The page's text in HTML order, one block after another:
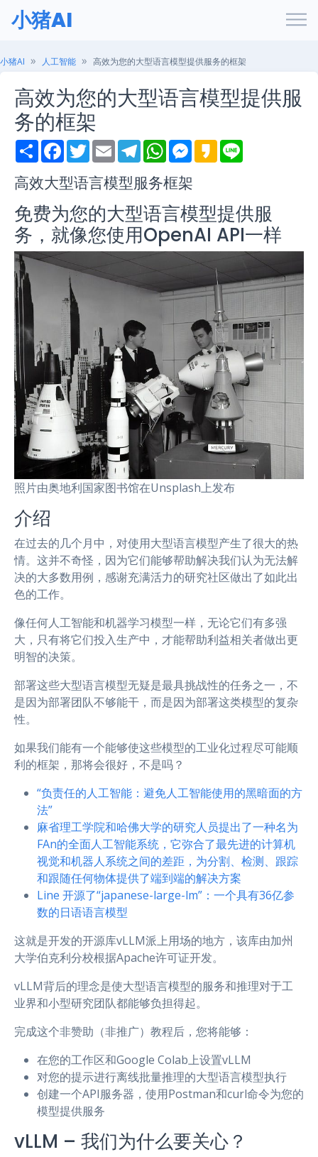
小猪AI
小猪AI 人工智能 高效为您的大型语言模型提供服务的框架
高效为您的大型语言模型提供服
务的框架
S
h
r
e
F
a
e
b
o
k
T
w
t
t
e
r
E
m
i
l
T
e
e
g
r
a
m
W
h
t
s
A
p
p
M
e
e
n
g
e
r
K
a
高效大型语言模型服务框架
免费为您的大型语言模型提供服
务，就像您使用OpenAI API一样
照片由奥地利国家图书馆在Unsplash上发布
介绍
在过去的几个月中，对使用大型语言模型产生了很大的热
情。这并不奇怪，因为它们能够帮助解决我们认为无法解
决的大多数用例，感谢充满活力的研究社区做出了如此出
色的工作。
像任何人工智能和机器学习模型一样，无论它们有多强
大，只有将它们投入生产中，才能帮助利益相关者做出更
明智的决策。
部署这些大型语言模型无疑是最具挑战性的任务之一，不
是因为部署团队不够能干，而是因为部署这类模型的复杂
性。
如果我们能有一个能够使这些模型的工业化过程尽可能顺
利的框架，那将会很好，不是吗？
“负责任的人工智能：避免人工智能使用的黑暗面的方
法”
麻省理工学院和哈佛大学的研究人员提出了一种名为
FAn的全面人工智能系统，它弥合了最先进的计算机
视觉和机器人系统之间的差距，为分割、检测、跟踪
和跟随任何物体提供了端到端的解决方案
Line 开源了“japanese-large-lm”：一个具有36亿参
数的日语语言模型
这就是开发的开源库vLLM派上用场的地方，该库由加州
大学伯克利分校根据Apache许可证开发。
vLLM背后的理念是使大型语言模型的服务和推理对于工
业界和小型研究团队都能够负担得起。
完成这个非赞助（非推广）教程后，您将能够：
在您的工作区和Google Colab上设置vLLM
对您的提示进行离线批量推理的大型语言模型执行
创建一个API服务器，使用Postman和curl命令为您的
模型提供服务
vLLM – 我们为什么要关心？